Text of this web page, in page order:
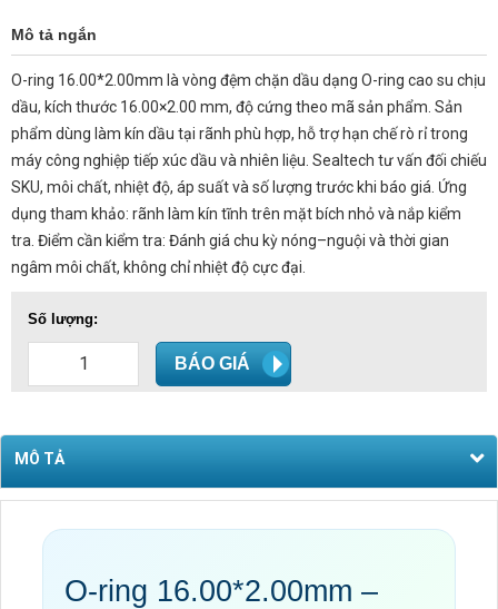
Mô tả ngắn
O-ring 16.00*2.00mm là vòng đệm chặn dầu dạng O-ring cao su chịu
dầu, kích thước 16.00×2.00 mm, độ cứng theo mã sản phẩm. Sản
phẩm dùng làm kín dầu tại rãnh phù hợp, hỗ trợ hạn chế rò rỉ trong
máy công nghiệp tiếp xúc dầu và nhiên liệu. Sealtech tư vấn đối chiếu
SKU, môi chất, nhiệt độ, áp suất và số lượng trước khi báo giá. Ứng
dụng tham khảo: rãnh làm kín tĩnh trên mặt bích nhỏ và nắp kiểm
tra. Điểm cần kiểm tra: Đánh giá chu kỳ nóng–nguội và thời gian
ngâm môi chất, không chỉ nhiệt độ cực đại.
Số lượng:
BÁO GIÁ
MÔ TẢ
O-ring 16.00*2.00mm –